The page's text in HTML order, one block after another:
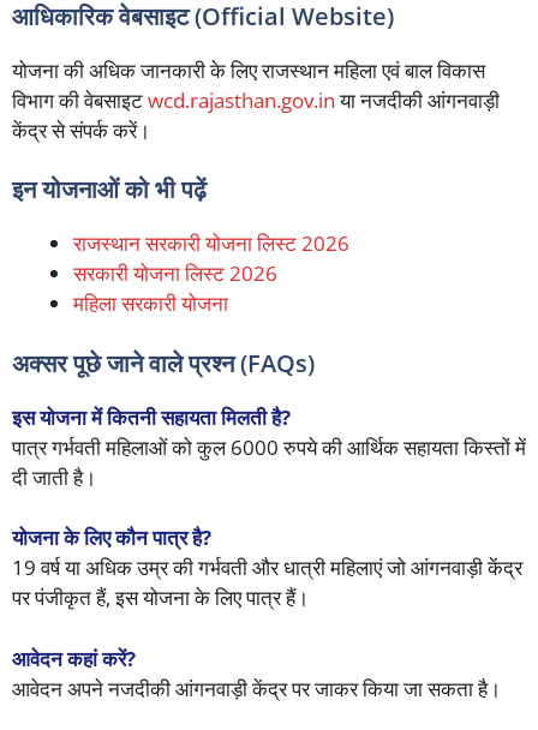
आधिकारिक वेबसाइट (Official Website)
योजना की अधिक जानकारी के लिए राजस्थान महिला एवं बाल विकास
विभाग की वेबसाइटwcd.rajasthan.gov.inया नजदीकी आंगनवाड़ी
केंद्र से संपर्क करें।
इन योजनाओं को भी पढ़ें
राजस्थान सरकारी योजना लिस्ट 2026
सरकारी योजना लिस्ट 2026
महिला सरकारी योजना
अक्सर पूछे जाने वाले प्रश्न (FAQs)
इस योजना में कितनी सहायता मिलती है?
पात्र गर्भवती महिलाओं को कुल 6000 रुपये की आर्थिक सहायता किस्तों में
दी जाती है।
योजना के लिए कौन पात्र है?
19 वर्ष या अधिक उम्र की गर्भवती और धात्री महिलाएं जो आंगनवाड़ी केंद्र
पर पंजीकृत हैं, इस योजना के लिए पात्र हैं।
आवेदन कहां करें?
आवेदन अपने नजदीकी आंगनवाड़ी केंद्र पर जाकर किया जा सकता है।